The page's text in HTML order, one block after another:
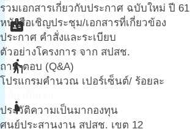
รวมเอกสารเกี่ยวกับประกาศ ฉบับใหม่ ปี 61
หนังสือเชิญประชุม/เอกสารที่เกี่ยวข้อง
ประกาศ คำสั่งและระเบียบ
ตัวอย่างโครงการ จาก สปสช.
ถาม-ตอบ (Q&A)
โปรแกรมคำนวณ เปอร์เซ็นต์/ ร้อยละ
ประวัติความเป็นมากองทุน
ศูนย์ประสานงาน สปสช. เขต 12
badge
elderly
pregnant_woman